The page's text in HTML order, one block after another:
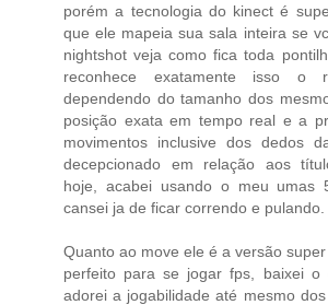
porém a tecnologia do kinect é
que ele mapeia sua sala inteira se
nightshot veja como fica toda
reconhece exatamente isso o
dependendo do tamanho dos
posição exata em tempo real e a
movimentos inclusive dos dedos
decepcionado em relação aos
hoje, acabei usando o meu umas
cansei ja de ficar correndo e pulando.
Quanto ao move ele é a versão
perfeito para se jogar fps, baixei o
adorei a jogabilidade até mesmo